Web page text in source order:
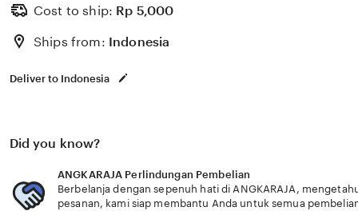
Cost to ship: Rp 5,000
Ships from: Indonesia
Deliver to Indonesia
Did you know?
ANGKARAJA Perlindungan Pembelian
Berbelanja dengan sepenuh hati di ANGKARAJA,
pesanan, kami siap membantu Anda untuk semua